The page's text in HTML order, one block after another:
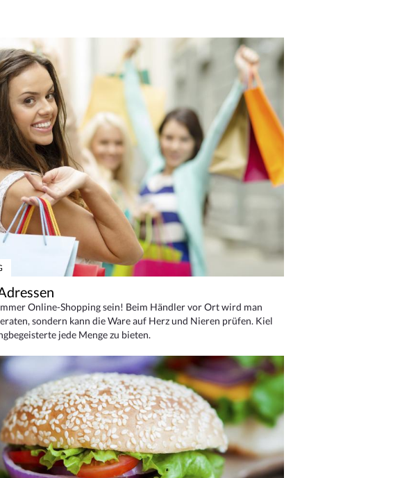
Online-Shopping sein! Beim Händler vor Ort wird man
sondern kann die Ware auf Herz und Nieren prüfen. Kiel
jede Menge zu bieten.